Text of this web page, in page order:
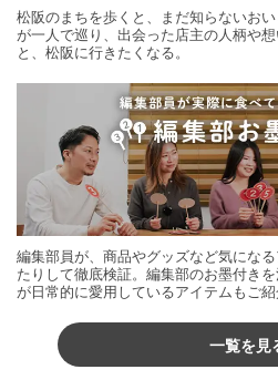
松阪のまちを歩くと、まだ知らないお
が一人で巡り、出会った店主の人柄や
と、松阪に行きたくなる。
編集部員が、商品やグッズなど気にな
たりして徹底検証。編集部のお墨付き
が日常的に愛用しているアイテムもご紹
一覧を見